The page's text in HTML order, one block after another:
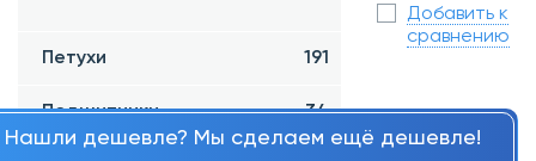
Петухи 191
Подшипники 34
Добавить к
сравнению
Нашли дешевле? Мы сделаем ещё дешевле!